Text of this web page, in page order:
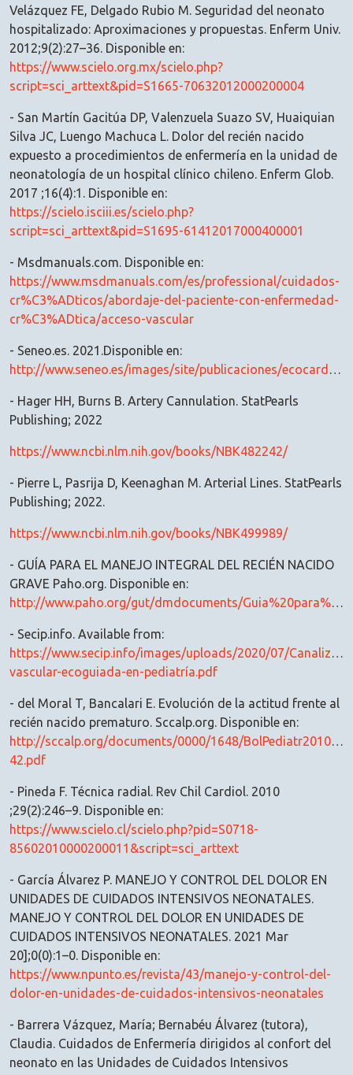
Velázquez FE, Delgado Rubio M. Seguridad del neonato
hospitalizado: Aproximaciones y propuestas. Enferm Univ.
2012;9(2):27–36. Disponible en:
https://www.scielo.org.mx/scielo.php?
script=sci_arttext&pid=S1665-70632012000200004
- San Martín Gacitúa DP, Valenzuela Suazo SV, Huaiquian
Silva JC, Luengo Machuca L. Dolor del recién nacido
expuesto a procedimientos de enfermería en la unidad de
neonatología de un hospital clínico chileno. Enferm Glob.
2017 ;16(4):1. Disponible en:
https://scielo.isciii.es/scielo.php?
script=sci_arttext&pid=S1695-61412017000400001
- Msdmanuals.com. Disponible en:
https://www.msdmanuals.com/es/professional/cuidados-
cr%C3%ADticos/abordaje-del-paciente-con-enfermedad-
cr%C3%ADtica/acceso-vascular
- Seneo.es. 2021.Disponible en:
http://www.seneo.es/images/site/publicaciones/ecocardio/1_ACCESO_VASCULAR_ECOGUIADO_DOCUMENTO_GT_ECOGRAFÍA_SENEO_CVC_Y_CA.pdf
- Hager HH, Burns B. Artery Cannulation. StatPearls
Publishing; 2022
https://www.ncbi.nlm.nih.gov/books/NBK482242/
- Pierre L, Pasrija D, Keenaghan M. Arterial Lines. StatPearls
Publishing; 2022.
https://www.ncbi.nlm.nih.gov/books/NBK499989/
- GUÍA PARA EL MANEJO INTEGRAL DEL RECIÉN NACIDO
GRAVE Paho.org. Disponible en:
http://www.paho.org/gut/dmdocuments/Guia%20para%20el%20manejo%20integral%20del%20recien%20nacido%20grave.pdf
- Secip.info. Available from:
https://www.secip.info/images/uploads/2020/07/
vascular-ecoguiada-en-pediatría.pdf
- del Moral T, Bancalari E. Evolución de la actitud frente al
recién nacido prematuro. Sccalp.org. Disponible en:
http://sccalp.org/documents/0000/1648/
42.pdf
- Pineda F. Técnica radial. Rev Chil Cardiol. 2010
;29(2):246–9. Disponible en:
https://www.scielo.cl/scielo.php?pid=S0718-
85602010000200011&script=sci_arttext
- García Álvarez P. MANEJO Y CONTROL DEL DOLOR EN
UNIDADES DE CUIDADOS INTENSIVOS NEONATALES.
MANEJO Y CONTROL DEL DOLOR EN UNIDADES DE
CUIDADOS INTENSIVOS NEONATALES. 2021 Mar
20];0(0):1–0. Disponible en:
https://www.npunto.es/revista/43/manejo-y-control-del-
dolor-en-unidades-de-cuidados-intensivos-neonatales
- Barrera Vázquez, María; Bernabéu Álvarez (tutora),
Claudia. Cuidados de Enfermería dirigidos al confort del
neonato en las Unidades de Cuidados Intensivos